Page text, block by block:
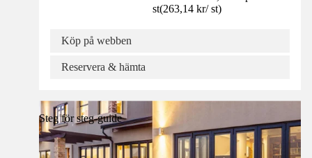
st(263,14 kr/ st)
Köp på webben
Reservera & hämta
Steg för steg-guide